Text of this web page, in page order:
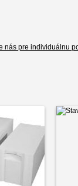
nás pre individuálnu